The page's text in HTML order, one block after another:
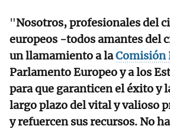
"Nosotros, profesionales del
europeos -todos amantes del
un llamamiento a laComisión
Parlamento Europeo y a los
para que garanticen el éxito y
largo plazo del vital y valioso
y refuercen sus recursos. No